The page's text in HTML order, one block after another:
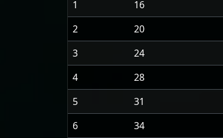
1
16
2
20
3
24
4
28
5
31
6
34